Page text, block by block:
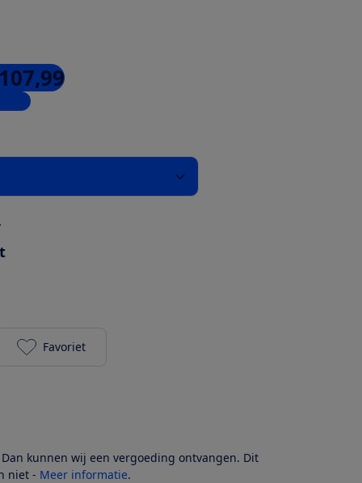
HP Envy 6022e toevoegen aan je favorieten
Favoriet
kunnen wij een vergoeding ontvangen. Dit
niet - Meer informatie.